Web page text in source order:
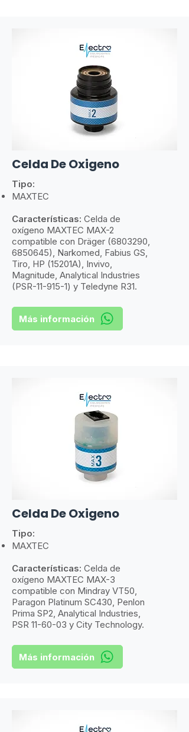
Celda De Oxigeno
Tipo:
MAXTEC
Características: Celda de
oxígeno MAXTEC MAX-2
compatible con Dräger (6803290,
6850645), Narkomed, Fabius GS,
Tiro, HP (15201A), Invivo,
Magnitude, Analytical Industries
(PSR-11-915-1) y Teledyne R31.
Más información
Celda De Oxigeno
Tipo:
MAXTEC
Características: Celda de
oxígeno MAXTEC MAX-3
compatible con Mindray VT50,
Paragon Platinum SC430, Penlon
Prima SP2, Analytical Industries,
PSR 11-60-03 y City Technology.
Más información